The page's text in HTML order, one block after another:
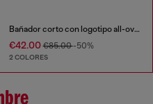
Bañador corto con logotipo all-over
€42.00€85.00-50%
2 COLORES